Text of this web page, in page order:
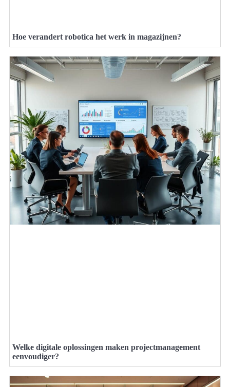
Hoe verandert robotica het werk in magazijnen?
Welke digitale oplossingen maken projectmanagement
eenvoudiger?